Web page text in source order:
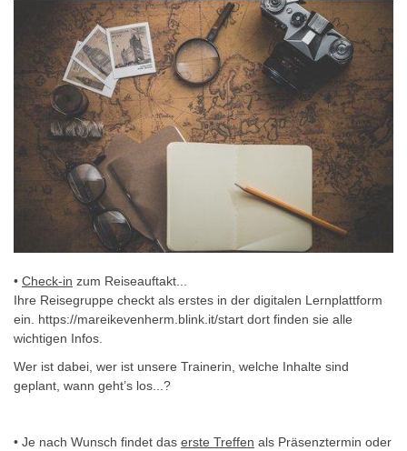
• Check-in zum Reiseauftakt...
Ihre Reisegruppe checkt als erstes in der digitalen Lernplattform
ein. https://mareikevenherm.blink.it/start dort finden sie alle
wichtigen Infos.
Wer ist dabei, wer ist unsere Trainerin, welche Inhalte sind
geplant, wann geht’s los...?
• Je nach Wunsch findet das erste Treffen als Präsenztermin oder